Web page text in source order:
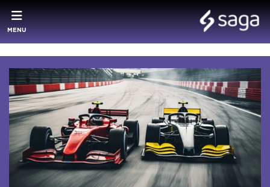
MENU